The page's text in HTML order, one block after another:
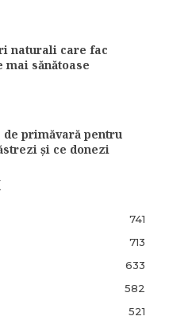
naturali care fac
sănătoase
de primăvară pentru
și ce donezi
741
713
633
582
521